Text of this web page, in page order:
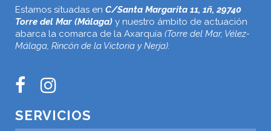
Estamos situadas en C/Santa Margarita 11, 1ñ, 29740
Torre del Mar (Málaga) y nuestro ámbito de actuación
abarca la comarca de la Axarquía (Torre del Mar, Vélez-
Málaga, Rincón de la Victoria y Nerja).
SERVICIOS